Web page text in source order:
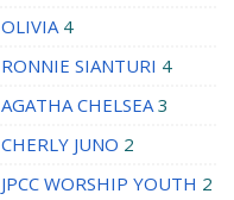
OLIVIA 4
RONNIE SIANTURI 4
AGATHA CHELSEA 3
CHERLY JUNO 2
JPCC WORSHIP YOUTH 2